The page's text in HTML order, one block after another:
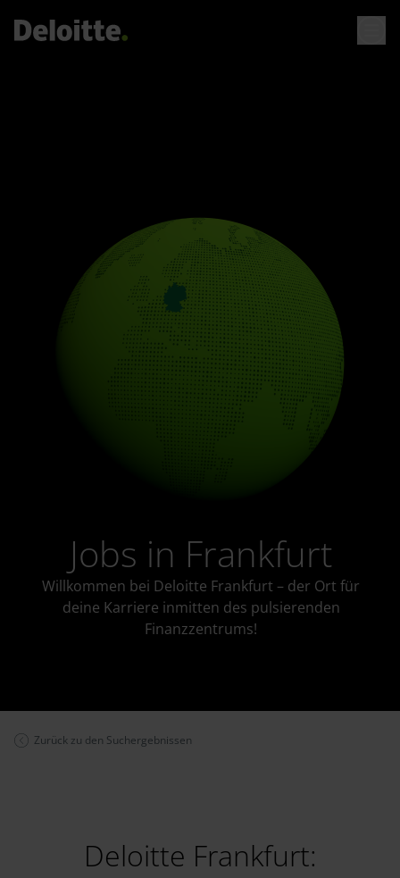
Jobs in Frankfurt
Willkommen bei Deloitte Frankfurt – der Ort für
deine Karriere inmitten des pulsierenden
Finanzzentrums!
Zurück zu den Suchergebnissen
Deloitte Frankfurt: